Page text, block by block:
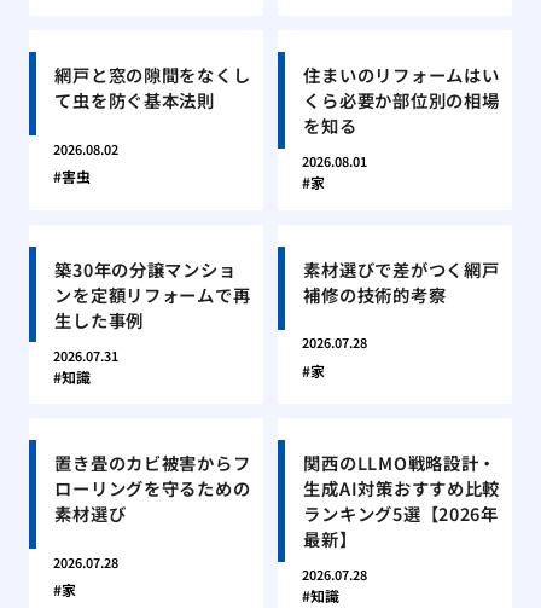
網戸と窓の隙間をなくし
て虫を防ぐ基本法則
2026.08.02
害虫
住まいのリフォームはい
くら必要か部位別の相場
を知る
2026.08.01
家
築30年の分譲マンショ
ンを定額リフォームで再
生した事例
2026.07.31
知識
素材選びで差がつく網戸
補修の技術的考察
2026.07.28
家
置き畳のカビ被害からフ
ローリングを守るための
素材選び
2026.07.28
家
関西のLLMO戦略設計・
生成AI対策おすすめ比較
ランキング5選【2026年
最新】
2026.07.28
知識